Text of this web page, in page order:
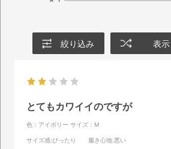
絞り込み 表
とてもカワイイのですが
色：アイボリー サイズ：M
サイズ感:ぴったり 履き心地:悪い